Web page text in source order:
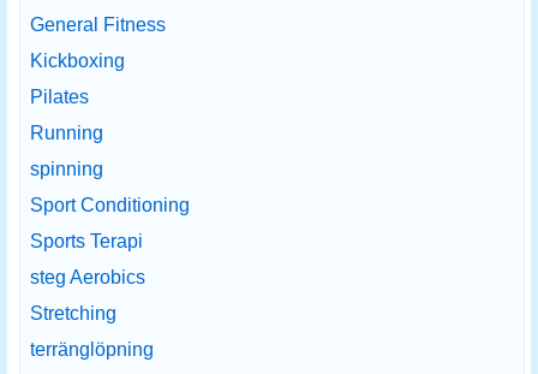
General Fitness
Kickboxing
Pilates
Running
spinning
Sport Conditioning
Sports Terapi
steg Aerobics
Stretching
terränglöpning